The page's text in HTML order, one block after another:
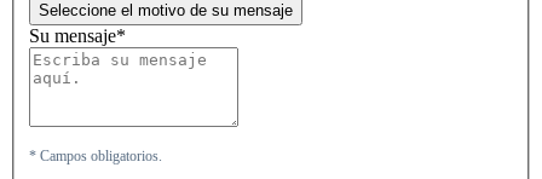
Seleccione el motivo de su mensaje
Su mensaje*
* Campos obligatorios.